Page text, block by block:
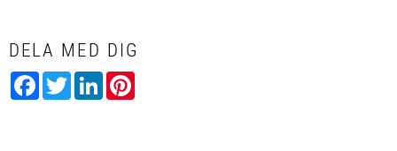
DELA MED DIG
Facebook
TwitterLinkedIn